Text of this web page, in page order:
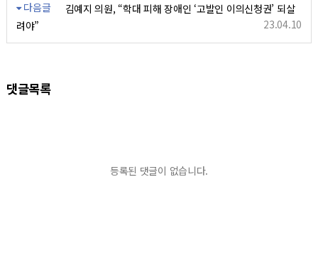
다음글
김예지 의원, “학대 피해 장애인 ‘고발인 이의신청권’ 되살
려야”
23.04.10
댓글목록
등록된 댓글이 없습니다.